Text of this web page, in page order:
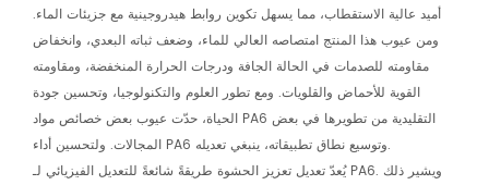
أميد عالية الاستقطاب، مما يسهل تكوين روابط هيدروجينية مع جزيئات الماء.
ومن عيوب هذا المنتج امتصاصه العالي للماء، وضعف ثباته البعدي، وانخفاض
مقاومته للصدمات في الحالة الجافة ودرجات الحرارة المنخفضة، ومقاومته
القوية للأحماض والقلويات. ومع تطور العلوم والتكنولوجيا، وتحسين جودة
الحياة، حدّت عيوب بعض خصائص مواد PA6 التقليدية من تطويرها في بعض
المجالات. ولتحسين أداء PA6 وتوسيع نطاق تطبيقاته، ينبغي تعديله.
يُعدّ تعديل تعزيز الحشوة طريقةً شائعةً للتعديل الفيزيائي لـ PA6. ويشير ذلك